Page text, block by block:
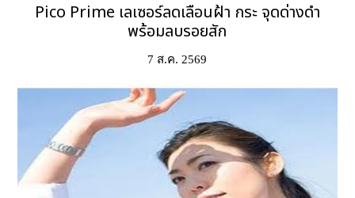
Pico Prime เลเซอร์ลดเลือนฝ้า กระ จุดด่างดำ
พร้อมลบรอยสัก
7 ส.ค. 2569